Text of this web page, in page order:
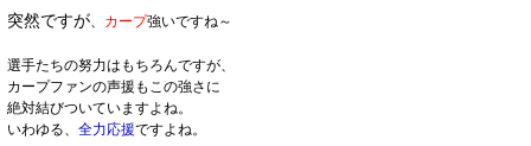
突然ですが カープ強いですね～
選手たちの努力はもちろんですが、
カープファンの声援もこの強さに
絶対結びついていますよね。
いわゆる、 全力応援ですよね。